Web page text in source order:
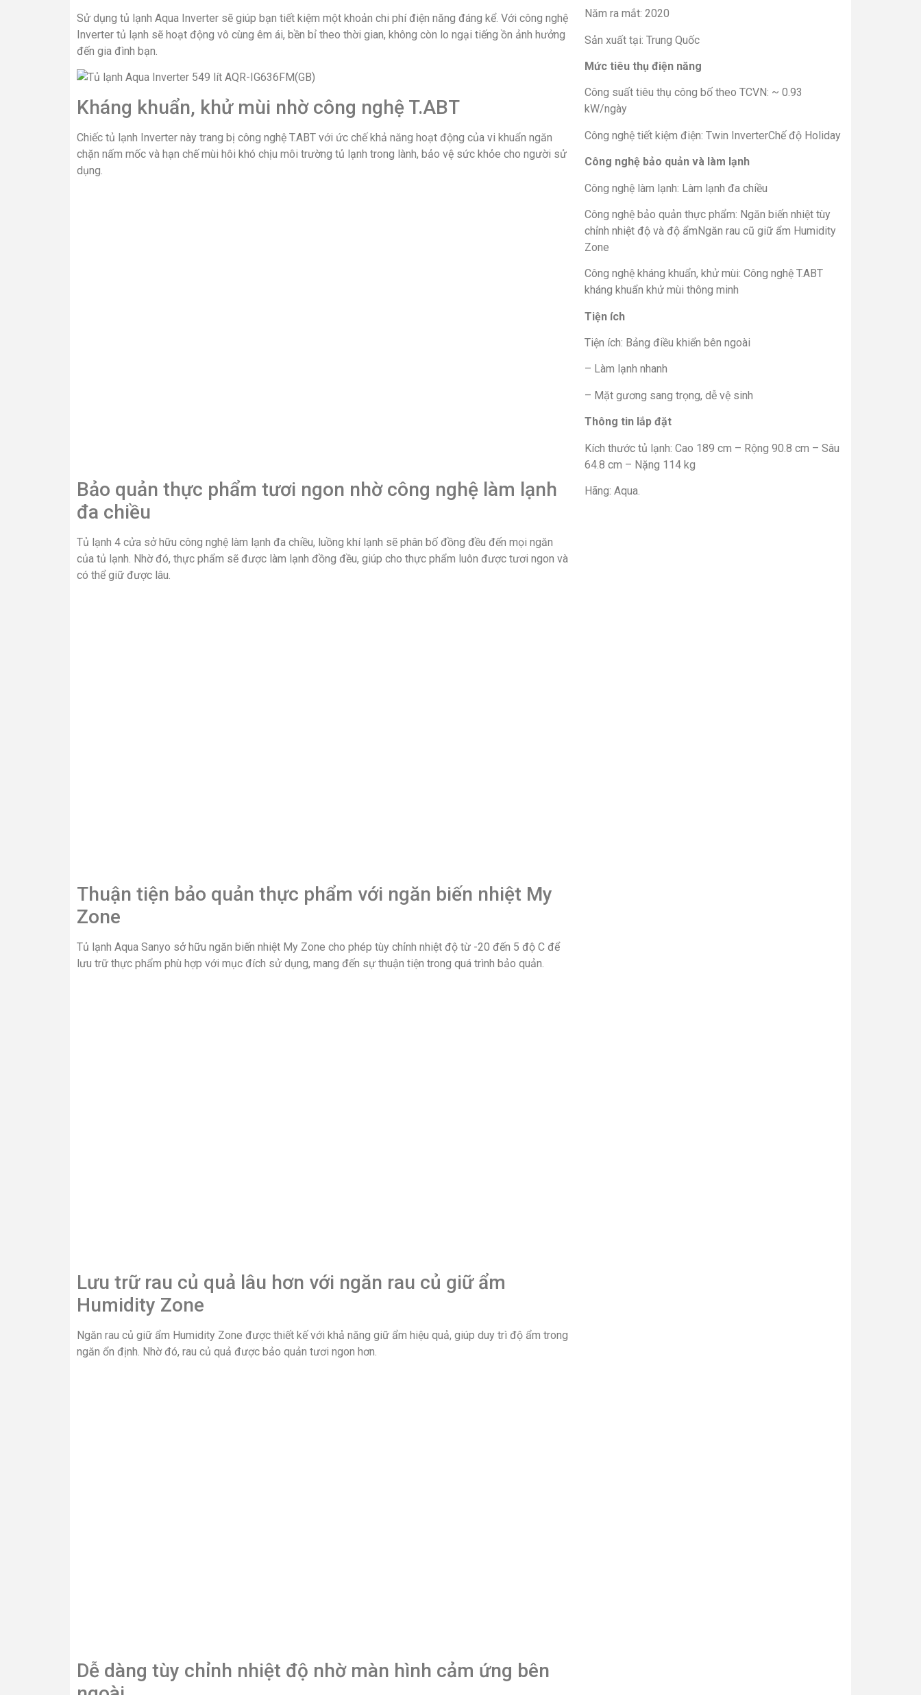
Sử dụng tủ lạnh Aqua Inverter sẽ giúp bạn tiết kiệm một khoản chi phí điện năng đáng kể. Với công nghệ
Inverter tủ lạnh sẽ hoạt động vô cùng êm ái, bền bỉ theo thời gian, không còn lo ngại tiếng ồn ảnh hưởng
đến gia đình bạn.
Kháng khuẩn, khử mùi nhờ công nghệ T.ABT
Chiếc tủ lạnh Inverter này trang bị công nghệ T.ABT với ức chế khả năng hoạt động của vi khuẩn ngăn
chặn nấm mốc và hạn chế mùi hôi khó chịu môi trường tủ lạnh trong lành, bảo vệ sức khỏe cho người sử
dụng.
Bảo quản thực phẩm tươi ngon nhờ công nghệ làm lạnh
đa chiều
Tủ lạnh 4 cửa sở hữu công nghệ làm lạnh đa chiều, luồng khí lạnh sẽ phân bố đồng đều đến mọi ngăn
của tủ lạnh. Nhờ đó, thực phẩm sẽ được làm lạnh đồng đều, giúp cho thực phẩm luôn được tươi ngon và
có thể giữ được lâu.
Thuận tiện bảo quản thực phẩm với ngăn biến nhiệt My
Zone
Tủ lạnh Aqua Sanyo sở hữu ngăn biến nhiệt My Zone cho phép tùy chỉnh nhiệt độ từ -20 đến 5 độ C để
lưu trữ thực phẩm phù hợp với mục đích sử dụng, mang đến sự thuận tiện trong quá trình bảo quản.
Lưu trữ rau củ quả lâu hơn với ngăn rau củ giữ ẩm
Humidity Zone
Ngăn rau củ giữ ẩm Humidity Zone được thiết kế với khả năng giữ ẩm hiệu quả, giúp duy trì độ ẩm trong
ngăn ổn định. Nhờ đó, rau củ quả được bảo quản tươi ngon hơn.
Dễ dàng tùy chỉnh nhiệt độ nhờ màn hình cảm ứng bên
Năm ra mắt: 2020
Sản xuất tại: Trung Quốc
Mức tiêu thụ điện năng
Công suất tiêu thụ công bố theo TCVN: ~ 0.93
kW/ngày
Công nghệ tiết kiệm điện: Twin InverterChế độ Holiday
Công nghệ bảo quản và làm lạnh
Công nghệ làm lạnh: Làm lạnh đa chiều
Công nghệ bảo quản thực phẩm: Ngăn biến nhiệt tùy
chỉnh nhiệt độ và độ ẩmNgăn rau cũ giữ ẩm Humidity
Zone
Công nghệ kháng khuẩn, khử mùi: Công nghệ T.ABT
kháng khuẩn khử mùi thông minh
Tiện ích
Tiện ích: Bảng điều khiển bên ngoài
– Làm lạnh nhanh
– Mặt gương sang trọng, dễ vệ sinh
Thông tin lắp đặt
Kích thước tủ lạnh: Cao 189 cm – Rộng 90.8 cm – Sâu
64.8 cm – Nặng 114 kg
Hãng: Aqua.